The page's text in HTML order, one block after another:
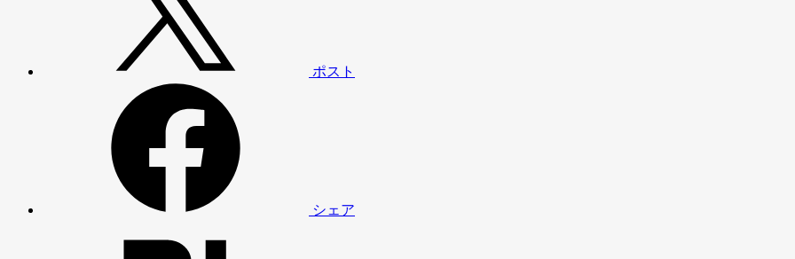
ポスト
シェア